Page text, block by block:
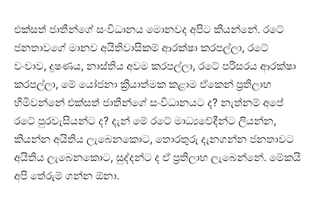
එක්සත් ජාතීන්ගේ සංවිධානය මොනවද අපිට කියන්නේ. රටේ
ජනතාවගේ මානව අයිතිවාසිකම් ආරක්ෂා කරපල්ලා, රටේ
වංචාව, දූෂණය, නාස්තිය අවම කරපල්ලා, රටේ පරිසරය ආරක්ෂා
කරපල්ලා, මේ යෝජනා ක්‍රියාත්මක කළාම ඒකෙන් ප්‍රතිලාභ
හිමිවන්නේ එක්සත් ජාතීන්ගේ සංවිධානයට ද? නැත්නම් අපේ
රටේ පුරවැසියන්ට ද? දැන් මේ රටේ මාධ්‍යවේදීන්ට ලියන්න,
කියන්න අයිතිය ලැබෙනකොට, තොරතුරු දැනගන්න ජනතාවට
අයිතිය ලැබෙනකොට, සුද්දන්ට ද ඒ ප්‍රතිලාභ ලැබෙන්නේ. මේකයි
අපි තේරුම් ගන්න ඕනා.